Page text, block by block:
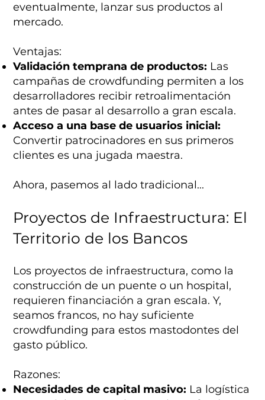
eventualmente, lanzar sus productos al
mercado.
Ventajas:
Validación temprana de productos: Las
campañas de crowdfunding permiten a los
desarrolladores recibir retroalimentación
antes de pasar al desarrollo a gran escala.
Acceso a una base de usuarios inicial:
Convertir patrocinadores en sus primeros
clientes es una jugada maestra.
Ahora, pasemos al lado tradicional...
Proyectos de Infraestructura: El
Territorio de los Bancos
Los proyectos de infraestructura, como la
construcción de un puente o un hospital,
requieren financiación a gran escala. Y,
seamos francos, no hay suficiente
crowdfunding para estos mastodontes del
gasto público.
Razones:
Necesidades de capital masivo: La logística